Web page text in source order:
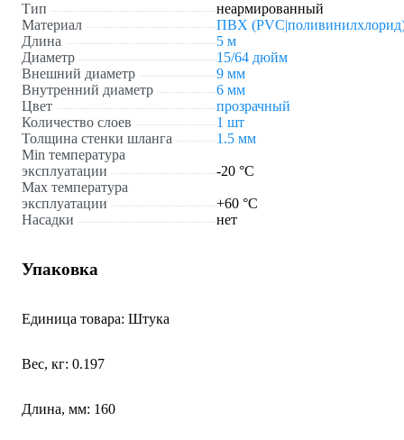
Тип
неармированный
Материал
ПВХ
Длина
5 м
Диаметр
15/64 дюйм
Внешний диаметр
9 мм
Внутренний диаметр
6 мм
Цвет
прозрачный
Количество слоев
1 шт
Толщина стенки шланга
1.5 мм
Min температура
эксплуатации
-20 °С
Мах температура
эксплуатации
+60 °С
Насадки
нет
Упаковка
Единица товара: Штука
Вес, кг: 0.197
Длина, мм: 160